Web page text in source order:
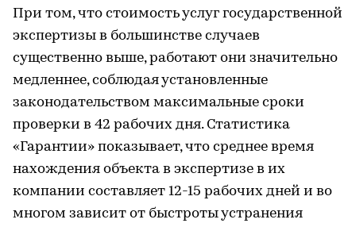
При том, что стоимость услуг государственной
экспертизы в большинстве случаев
существенно выше, работают они значительно
медленнее, соблюдая установленные
законодательством максимальные сроки
проверки в 42 рабочих дня. Статистика
«Гарантии» показывает, что среднее время
нахождения объекта в экспертизе в их
компании составляет 12-15 рабочих дней и во
многом зависит от быстроты устранения